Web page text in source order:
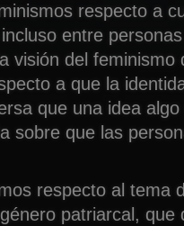
respecto a
entre
visión del feminismo
a que la
que una idea
sobre que las
respecto al tema
patriarcal, que